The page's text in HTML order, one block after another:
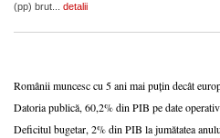
(pp) brut... detalii
Românii muncesc cu 5 ani mai puțin decât
Datoria publică, 60,2% din PIB pe date
Deficitul bugetar, 2% din PIB la jumătatea